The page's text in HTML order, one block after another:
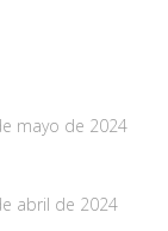
mayo de 2024
abril de 2024